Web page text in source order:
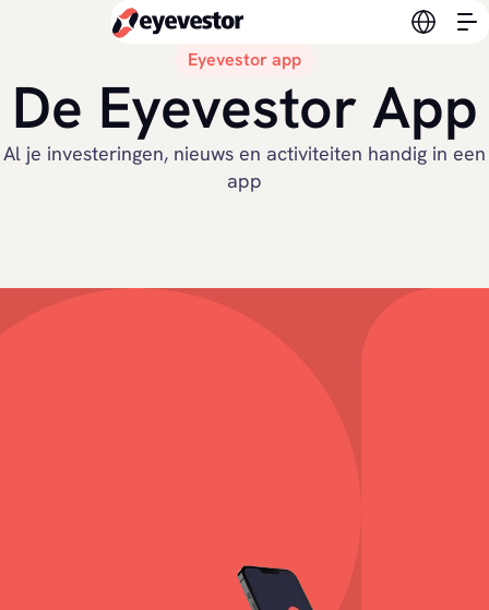
Eyevestor app
De Eyevestor App
Al je investeringen, nieuws en activiteiten handig in een
app